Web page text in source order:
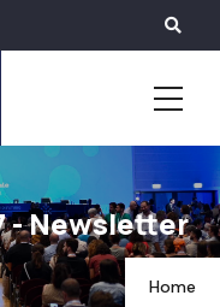
- Newsletter
Home